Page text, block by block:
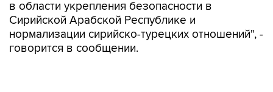
в области укрепления безопасности в
Сирийской Арабской Республике и
нормализации сирийско-турецких отношений", -
говорится в сообщении.